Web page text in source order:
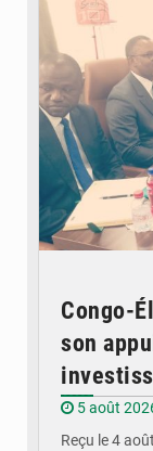
Congo-
son
5 août
Reçu le 4